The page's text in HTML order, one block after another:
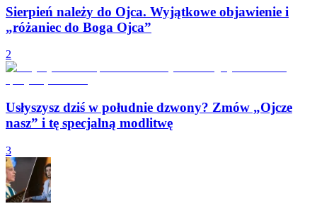
Sierpień należy do Ojca. Wyjątkowe objawienie i
„różaniec do Boga Ojca”
2
Usłyszysz dziś w południe dzwony? Zmów „Ojcze
nasz” i tę specjalną modlitwę
3